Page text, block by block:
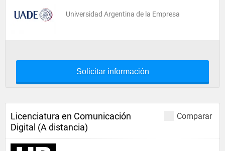
Universidad Argentina de la Empresa
Solicitar información
Comparar
Licenciatura en Comunicación
Digital (A distancia)